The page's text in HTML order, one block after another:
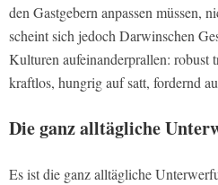
den Gastgebern anpassen müssen,
scheint sich jedoch Darwinschen
Kulturen aufeinanderprallen: robust
kraftlos, hungrig auf satt, fordernd
Die ganz alltägliche
Es ist die ganz alltägliche